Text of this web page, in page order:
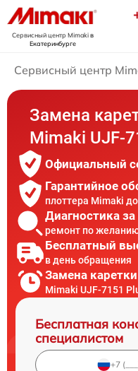
Сервисный центр Mimakiв
Екатеринбурге
Сервисный центр
Замена
Mimaki UJF-
Официальный
Гарантийное
плоттера Mimaki
Диагностика
ремонт по
Бесплатный
в день обращения
Замена
Mimaki UJF-7151
Бесплатная
специалистом